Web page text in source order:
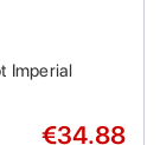
Imperial
€34.88